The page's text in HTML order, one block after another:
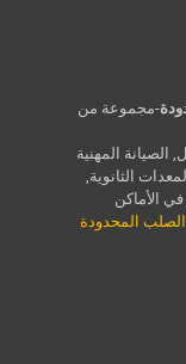
-مجموعة من
المهنية
الثانوية,
الأماكن